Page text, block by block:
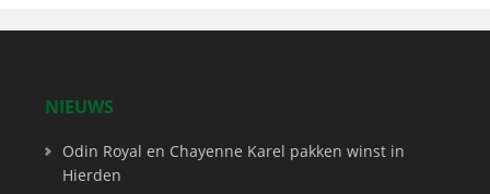
NIEUWS
Odin Royal en Chayenne Karel pakken winst in
Hierden